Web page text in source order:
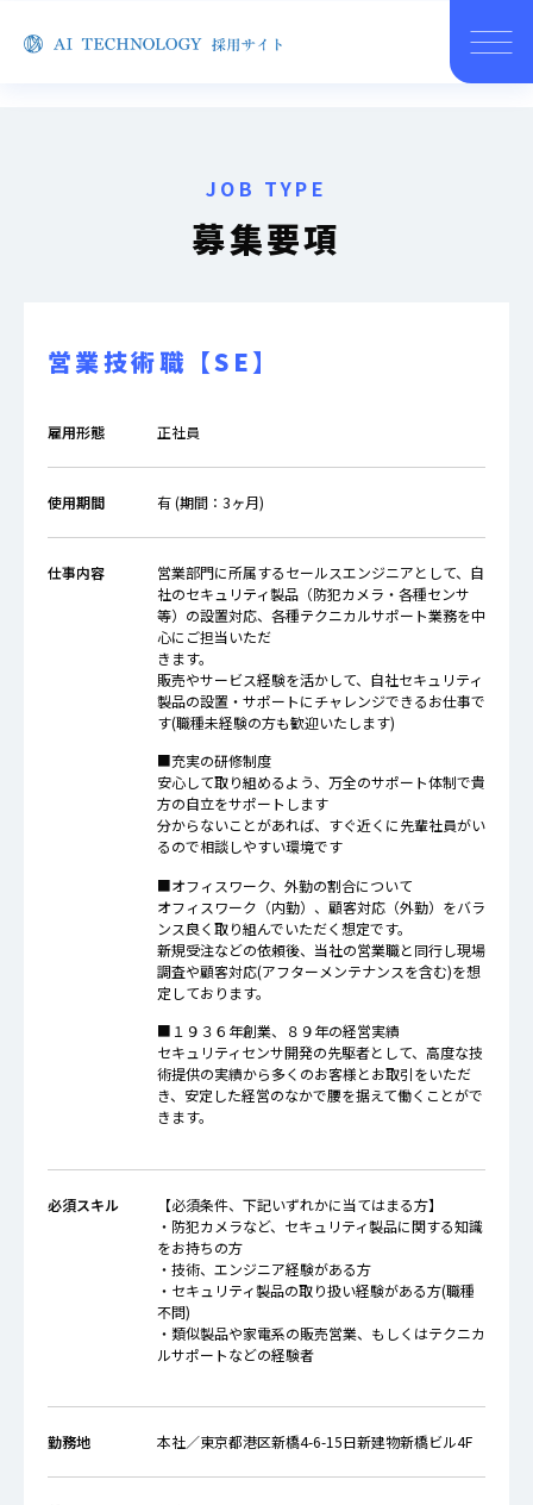
JOB TYPE
募集要項
営業技術職【SE】
雇用形態 正社員
使用期間 有 (期間：3ヶ月)
仕事内容
営業部門に所属するセールスエンジニアとして、自
社のセキュリティ製品（防犯カメラ・各種センサ
等）の設置対応、各種テクニカルサポート業務を中
心にご担当いただ
きます。
販売やサービス経験を活かして、自社セキュリティ
製品の設置・サポートにチャレンジできるお仕事で
す(職種未経験の方も歓迎いたします)
■充実の研修制度
安心して取り組めるよう、万全のサポート体制で貴
方の自立をサポートします
分からないことがあれば、すぐ近くに先輩社員がい
るので相談しやすい環境です
■オフィスワーク、外勤の割合について
オフィスワーク（内勤）、顧客対応（外勤）をバラ
ンス良く取り組んでいただく想定です。
新規受注などの依頼後、当社の営業職と同行し現場
調査や顧客対応(アフターメンテナンスを含む)を想
定しております。
■１９３６年創業、８９年の経営実績
セキュリティセンサ開発の先駆者として、高度な技
術提供の実績から多くのお客様とお取引をいただ
き、安定した経営のなかで腰を据えて働くことがで
きます。
必須スキル
【必須条件、下記いずれかに当てはまる方】
・防犯カメラなど、セキュリティ製品に関する知識
をお持ちの方
・技術、エンジニア経験がある方
・セキュリティ製品の取り扱い経験がある方(職種
不問)
・類似製品や家電系の販売営業、もしくはテクニカ
ルサポートなどの経験者
勤務地 本社／東京都港区新橋4-6-15日新建物新橋ビル4F